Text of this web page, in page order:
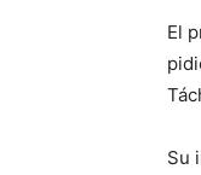
El
Su